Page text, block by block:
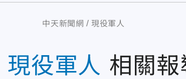
中天新聞網 現役軍人
現役軍人 相關報